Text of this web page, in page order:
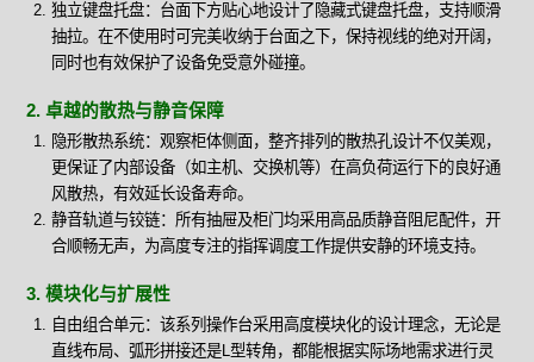
独立键盘托盘：台面下方贴心地设计了隐藏式键盘托盘，支持顺滑
抽拉。在不使用时可完美收纳于台面之下，保持视线的绝对开阔，
同时也有效保护了设备免受意外碰撞。
2. 卓越的散热与静音保障
隐形散热系统：观察柜体侧面，整齐排列的散热孔设计不仅美观，
更保证了内部设备（如主机、交换机等）在高负荷运行下的良好通
风散热，有效延长设备寿命。
静音轨道与铰链：所有抽屉及柜门均采用高品质静音阻尼配件，开
合顺畅无声，为高度专注的指挥调度工作提供安静的环境支持。
3. 模块化与扩展性
自由组合单元：该系列操作台采用高度模块化的设计理念，无论是
直线布局、弧形拼接还是L型转角，都能根据实际场地需求进行灵